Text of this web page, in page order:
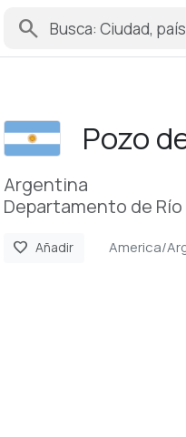
search
Pozo
Argentina
Departamento de
favorite Añadir America/